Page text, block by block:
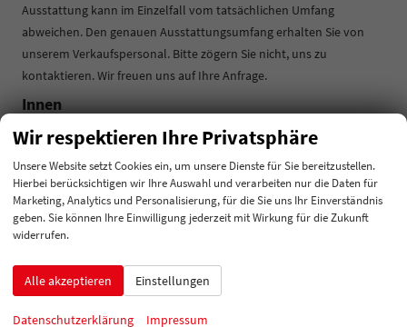
Ausstattung kann im Einzelfall vom tatsächlichen Umfang
abweichen. Den genauen Ausstattungsumfang erhalten Sie von
unserem Verkaufspersonal. Bitte zögern Sie nicht, uns zu
kontaktieren. Wir freuen uns auf Ihre Anfrage.
Innen
Klimatisierung
2-Zonen-Klimaautomatik
Sitze
Isofix (Kindersitzbefestigung), Rücksitzbank hinten geteilt,
Sitzheizung, Isofix Beifahrersitz
Sitze: Lordosenstütze
Infotainment & Kommunikation
Audioanlage
Wir respektieren Ihre Privatsphäre
Unsere Website setzt Cookies ein, um unsere Dienste für Sie bereitzustellen.
Hierbei berücksichtigen wir Ihre Auswahl und verarbeiten nur die Daten für
Marketing, Analytics und Personalisierung, für die Sie uns Ihr Einverständnis
geben. Sie können Ihre Einwilligung jederzeit mit Wirkung für die Zukunft
widerrufen.
Alle akzeptieren Einstellungen
Datenschutzerklärung Impressum